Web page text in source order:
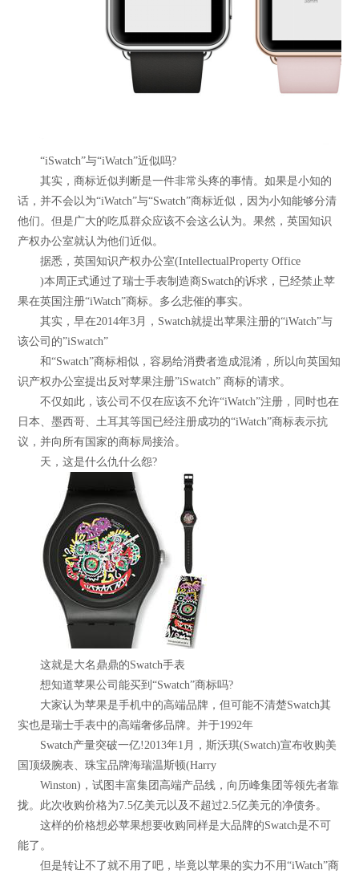
“iSwatch”与“iWatch”近似吗?
其实，商标近似判断是一件非常头疼的事情。如果是小知的
话，并不会以为“iWatch”与“Swatch”商标近似，因为小知能够分清
他们。但是广大的吃瓜群众应该不会这么认为。果然，英国知识
产权办公室就认为他们近似。
据悉，英国知识产权办公室(IntellectualProperty Office
)本周正式通过了瑞士手表制造商Swatch的诉求，已经禁止苹
果在英国注册“iWatch”商标。多么悲催的事实。
其实，早在2014年3月，Swatch就提出苹果注册的“iWatch”与
该公司的”iSwatch”
和“Swatch”商标相似，容易给消费者造成混淆，所以向英国知
识产权办公室提出反对苹果注册”iSwatch” 商标的请求。
不仅如此，该公司不仅在应该不允许“iWatch”注册，同时也在
日本、墨西哥、土耳其等国已经注册成功的“iWatch”商标表示抗
议，并向所有国家的商标局接洽。
天，这是什么仇什么怨?
这就是大名鼎鼎的Swatch手表
想知道苹果公司能买到“Swatch”商标吗?
大家认为苹果是手机中的高端品牌，但可能不清楚Swatch其
实也是瑞士手表中的高端奢侈品牌。并于1992年
Swatch产量突破一亿!2013年1月，斯沃琪(Swatch)宣布收购美
国顶级腕表、珠宝品牌海瑞温斯顿(Harry
Winston)，试图丰富集团高端产品线，向历峰集团等领先者靠
拢。此次收购价格为7.5亿美元以及不超过2.5亿美元的净债务。
这样的价格想必苹果想要收购同样是大品牌的Swatch是不可
能了。
但是转让不了就不用了吧，毕竟以苹果的实力不用“iWatch”商